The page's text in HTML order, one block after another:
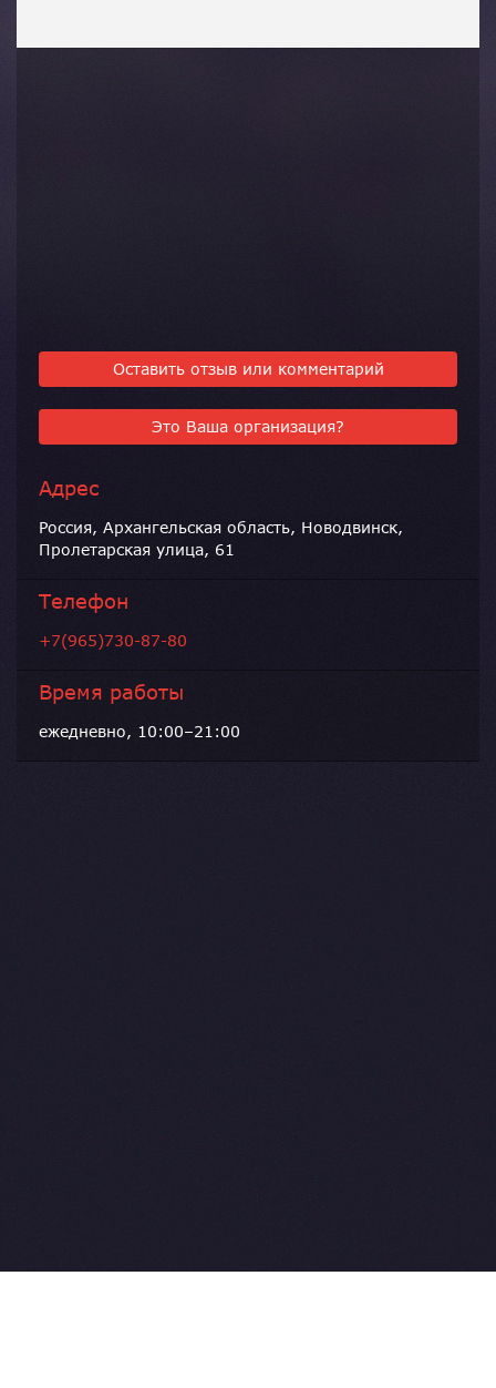
Оставить отзыв или комментарий
Это Ваша организация?
Адрес
Россия, Архангельская область, Новодвинск,
Пролетарская улица, 61
Телефон
+7(965)730-87-80
Время работы
ежедневно, 10:00–21:00